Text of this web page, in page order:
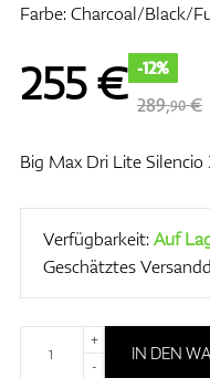
Farbe: Charcoal/Black/
255€ -12%
289,90€
Big Max Dri Lite Silencio
Verfügbarkeit:Auf
Geschätztes
+
-
IN DEN